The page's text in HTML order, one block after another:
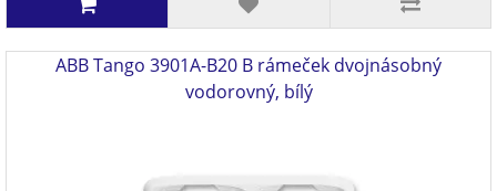
ABB Tango 3901A-B20 B rámeček dvojnásobný
vodorovný, bílý